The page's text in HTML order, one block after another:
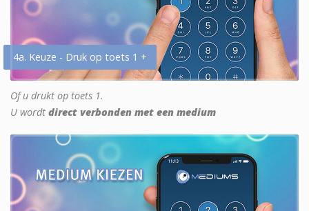
4a. Keuze - Druk op toets 1 +
Of u drukt op toets 1.
U wordt direct verbonden met een medium